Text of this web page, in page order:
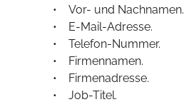
• Vor- und Nachnamen.
• E-Mail-Adresse.
• Telefon-Nummer.
• Firmennamen.
• Firmenadresse.
• Job-Titel.